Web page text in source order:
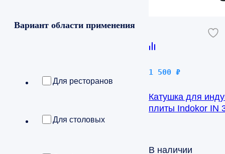
Вариант области применения
Для ресторанов
Для столовых
1 500 ₽
Катушка для
плиты Indokor IN
В наличии